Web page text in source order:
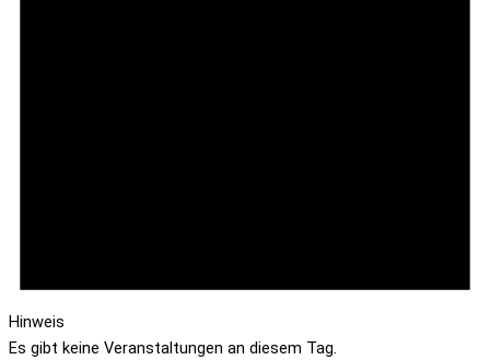
Hinweis
Es gibt keine Veranstaltungen an diesem Tag.